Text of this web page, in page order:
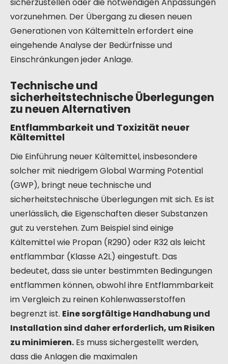
vorzunehmen. Der Übergang zu diesen neuen
Generationen von Kältemitteln erfordert eine
eingehende Analyse der Bedürfnisse und
Einschränkungen jeder Anlage.
Technische und
sicherheitstechnische Überlegungen
zu neuen Alternativen
Entflammbarkeit und Toxizität neuer
Kältemittel
Die Einführung neuer Kältemittel, insbesondere
solcher mit niedrigem Global Warming Potential
(GWP), bringt neue technische und
sicherheitstechnische Überlegungen mit sich. Es ist
unerlässlich, die Eigenschaften dieser Substanzen
gut zu verstehen. Zum Beispiel sind einige
Kältemittel wie Propan (R290) oder R32 als leicht
entflammbar (Klasse A2L) eingestuft. Das
bedeutet, dass sie unter bestimmten Bedingungen
entflammen können, obwohl ihre Entflammbarkeit
im Vergleich zu reinen Kohlenwasserstoffen
begrenzt ist. Eine sorgfältige Handhabung und
Installation sind daher erforderlich, um Risiken
zu minimieren. Es muss sichergestellt werden,
dass die Anlagen die maximalen